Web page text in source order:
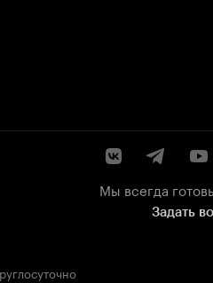
Мы всегда
Задать